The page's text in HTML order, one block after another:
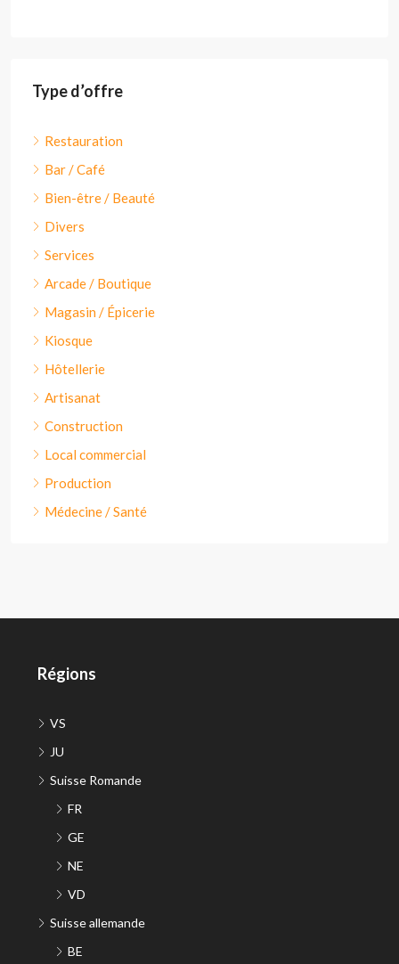
Type d’offre
Restauration
Bar / Café
Bien-être / Beauté
Divers
Services
Arcade / Boutique
Magasin / Épicerie
Kiosque
Hôtellerie
Artisanat
Construction
Local commercial
Production
Médecine / Santé
Régions
VS
JU
Suisse Romande
FR
GE
NE
VD
Suisse allemande
BE